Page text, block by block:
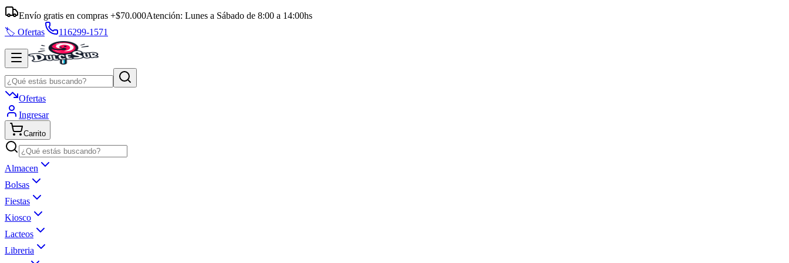
Envío gratis en compras +$70.000Atención: Lunes a Sábado de 8:00 a 14:00hs
🏷️ Ofertas
116299-1571
Ofertas
Ingresar
Carrito
Almacen
Bolsas
Fiestas
Kiosco
Lacteos
Libreria